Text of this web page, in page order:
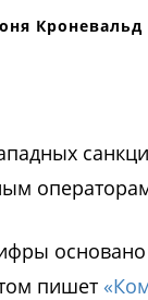
Кроневальд
основано
пишет